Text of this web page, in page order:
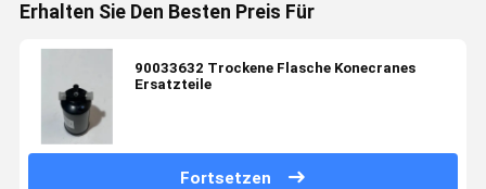
Erhalten Sie Den Besten Preis Für
90033632 Trockene Flasche Konecranes
Ersatzteile
Fortsetzen